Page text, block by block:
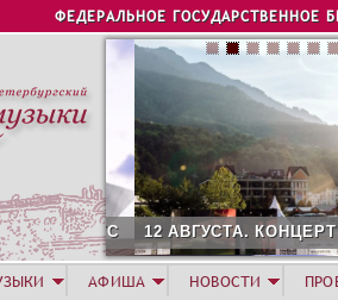
to navigation
ФЕДЕРАЛЬНОЕ ГОСУДАРСТВЕННОЕ
12 АВГУСТА. КОНЦЕРТ
АФИША НОВОСТИ